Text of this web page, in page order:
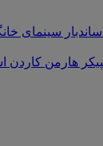
ساندبار سینمای
هارمن کاردن